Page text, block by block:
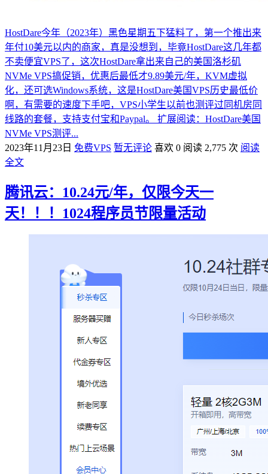
HostDare今年（2023年）黑色星期五下猛料了，第一个推出来
年付10美元以内的商家，真是没想到，毕竟HostDare这几年都
不卖便宜VPS了，这次HostDare拿出来自己的美国洛杉矶
NVMe VPS搞促销，优惠后最低才9.89美元/年，KVM虚拟
化，还可选Windows系统，这是HostDare美国VPS历史最低价
啊，有需要的速度下手吧，VPS小学生以前也测评过同机房同
线路的套餐，支持支付宝和Paypal。 扩展阅读：HostDare美国
NVMe VPS测评...
2023年11月23日 免费VPS 暂无评论 喜欢 0 阅读 2,775 次 阅读
全文
腾讯云：10.24元/年，仅限今天一
天！！！1024程序员节限量活动